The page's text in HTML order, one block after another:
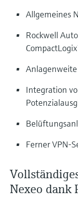
Allgemeines
Rockwell
Integration
Ferner VPN-
Nexeo dank